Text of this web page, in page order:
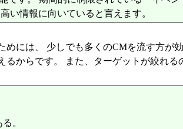
い情報に向いていると言えます。
には、 少しでも多くのCMを流す方が
からです。 また、ターゲットが絞れる
。